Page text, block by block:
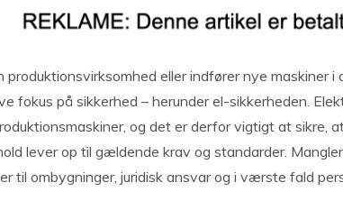
produktionsvirksomhed eller indfører nye maskiner
fokus på sikkerhed – herunder el-sikkerheden.
og det er derfor vigtigt at sikre,
lever op til gældende krav og standarder.
til ombygninger, juridisk ansvar og i værste fald